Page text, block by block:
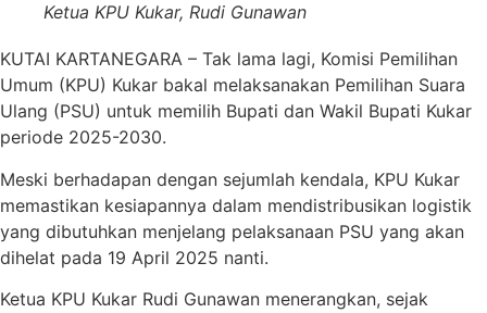
Ketua KPU Kukar, Rudi Gunawan
KUTAI KARTANEGARA – Tak lama lagi, Komisi Pemilihan
Umum (KPU) Kukar bakal melaksanakan Pemilihan Suara
Ulang (PSU) untuk memilih Bupati dan Wakil Bupati Kukar
periode 2025-2030.
Meski berhadapan dengan sejumlah kendala, KPU Kukar
memastikan kesiapannya dalam mendistribusikan logistik
yang dibutuhkan menjelang pelaksanaan PSU yang akan
dihelat pada 19 April 2025 nanti.
Ketua KPU Kukar Rudi Gunawan menerangkan, sejak